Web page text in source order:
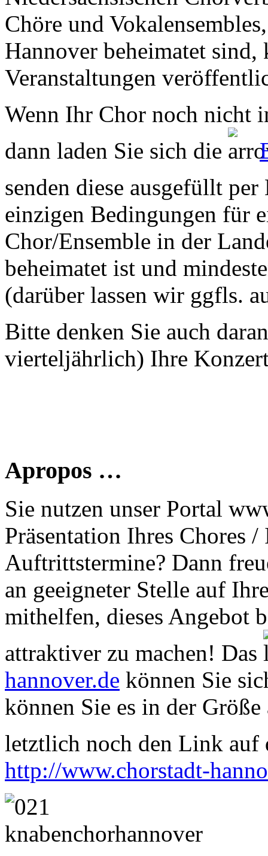
Chöre und
Hannover beheimatet sind,
Veranstaltungen
Wenn Ihr Chor noch nicht
dann laden Sie sich die
senden diese ausgefüllt
einzigen Bedingungen für
Chor/Ensemble in der
beheimatet ist und
(darüber lassen wir ggfls.
Bitte denken Sie auch
vierteljährlich) Ihre
Apropos …
Sie nutzen unser Portal
Präsentation Ihres Chores
Auftrittstermine? Dann
an geeigneter Stelle auf
mithelfen, dieses Angebot
attraktiver zu machen! Das
hannover.de können Sie
können Sie es in der
letztlich noch den Link auf
http://www.chorstadt-